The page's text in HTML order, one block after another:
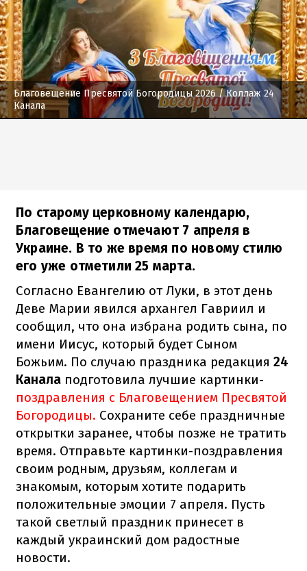
Благовещение Пресвятой Богородицы 2026/ Коллаж 24
Канала
По старому церковному календарю,
Благовещение отмечают 7 апреля в
Украине. В то же время по новому стилю
его уже отметили 25 марта.
Согласно Евангелию от Луки, в этот день
Деве Марии явился архангел Гавриил и
сообщил, что она избрана родить сына, по
имени Иисус, который будет Сыном
Божьим. По случаю праздника редакция 24
Канала подготовила лучшие картинки-
поздравления с Благовещением Пресвятой
Богородицы. Сохраните себе праздничные
открытки заранее, чтобы позже не тратить
время. Отправьте картинки-поздравления
своим родным, друзьям, коллегам и
знакомым, которым хотите подарить
положительные эмоции 7 апреля. Пусть
такой светлый праздник принесет в
каждый украинский дом радостные
новости.